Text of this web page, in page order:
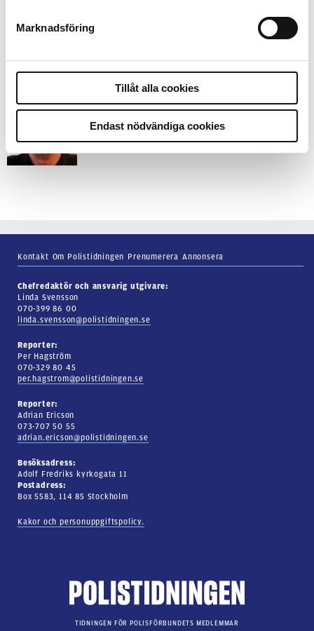
Marknadsföring
Tillåt alla cookies
Endast nödvändiga cookies
7 juli 2026
Med för höga krav på evidens
kan polisen inte göra något alls
15 juni 2026
Mats Johansson:Poliser behövs inte
bara ute
Kontakt Om Polistidningen Prenumerera Annonsera
Chefredaktör och ansvarig utgivare:
Linda Svensson
070-399 86 00
linda.svensson@polistidningen.se
Reporter:
Per Hagström
070-329 80 45
per.hagstrom@polistidningen.se
Reporter:
Adrian Ericson
073-707 50 55
adrian.ericson@polistidningen.se
Besöksadress:
Adolf Fredriks kyrkogata 11
Postadress:
Box 5583, 114 85 Stockholm
Kakor och personuppgiftspolicy.
TIDNINGEN FÖR POLISFÖRBUNDETS MEDLEMMAR